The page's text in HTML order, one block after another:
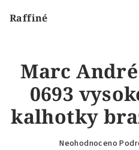
Raffiné
Marc
0693
kalhotky
Průměrné
Neohodnoceno